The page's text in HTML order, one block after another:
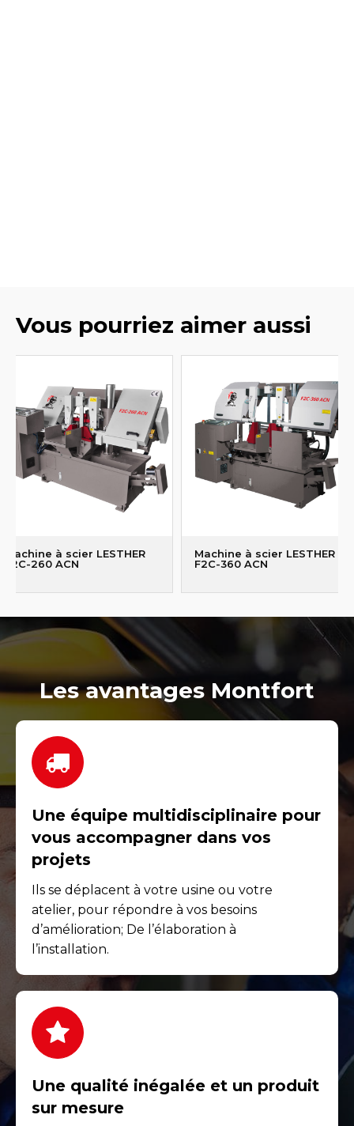
Vous pourriez aimer aussi
Machine à scier LESTHER
F2C-260 ACN
Machine à scier LESTHER
F2C-360 ACN
Les avantages Montfort
Une équipe multidisciplinaire pour
vous accompagner dans vos
projets
Ils se déplacent à votre usine ou votre
atelier, pour répondre à vos besoins
d’amélioration; De l’élaboration à
l’installation.
Une qualité inégalée et un produit
sur mesure